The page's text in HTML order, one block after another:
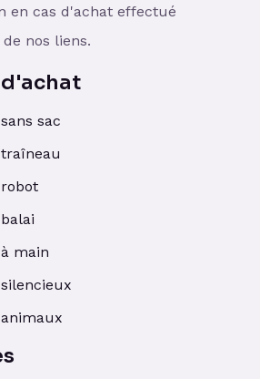
en cas d'achat effectué
nos liens.
sac
main